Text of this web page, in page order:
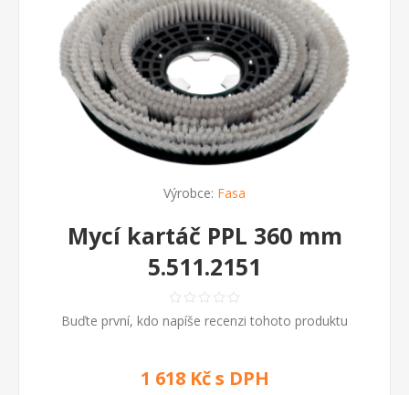
Výrobce: Fasa
Mycí kartáč PPL 360 mm
5.511.2151
Buďte první, kdo napíše recenzi tohoto produktu
1 618 Kč s DPH